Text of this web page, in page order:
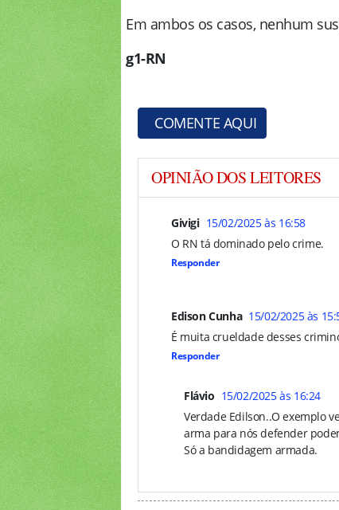
Em ambos os casos, nenhum
g1-RN
COMENTE AQUI
OPINIÃO DOS LEITORES
Givigi 15/02/2025 às 16:58
O RN tá dominado pelo crime.
Responder
Edison Cunha 15/02/2025 às
É muita crueldade desses
Responder
Flávio 15/02/2025 às 16:24
Verdade Edilson..O exemplo
arma para nós defender
Só a bandidagem armada.